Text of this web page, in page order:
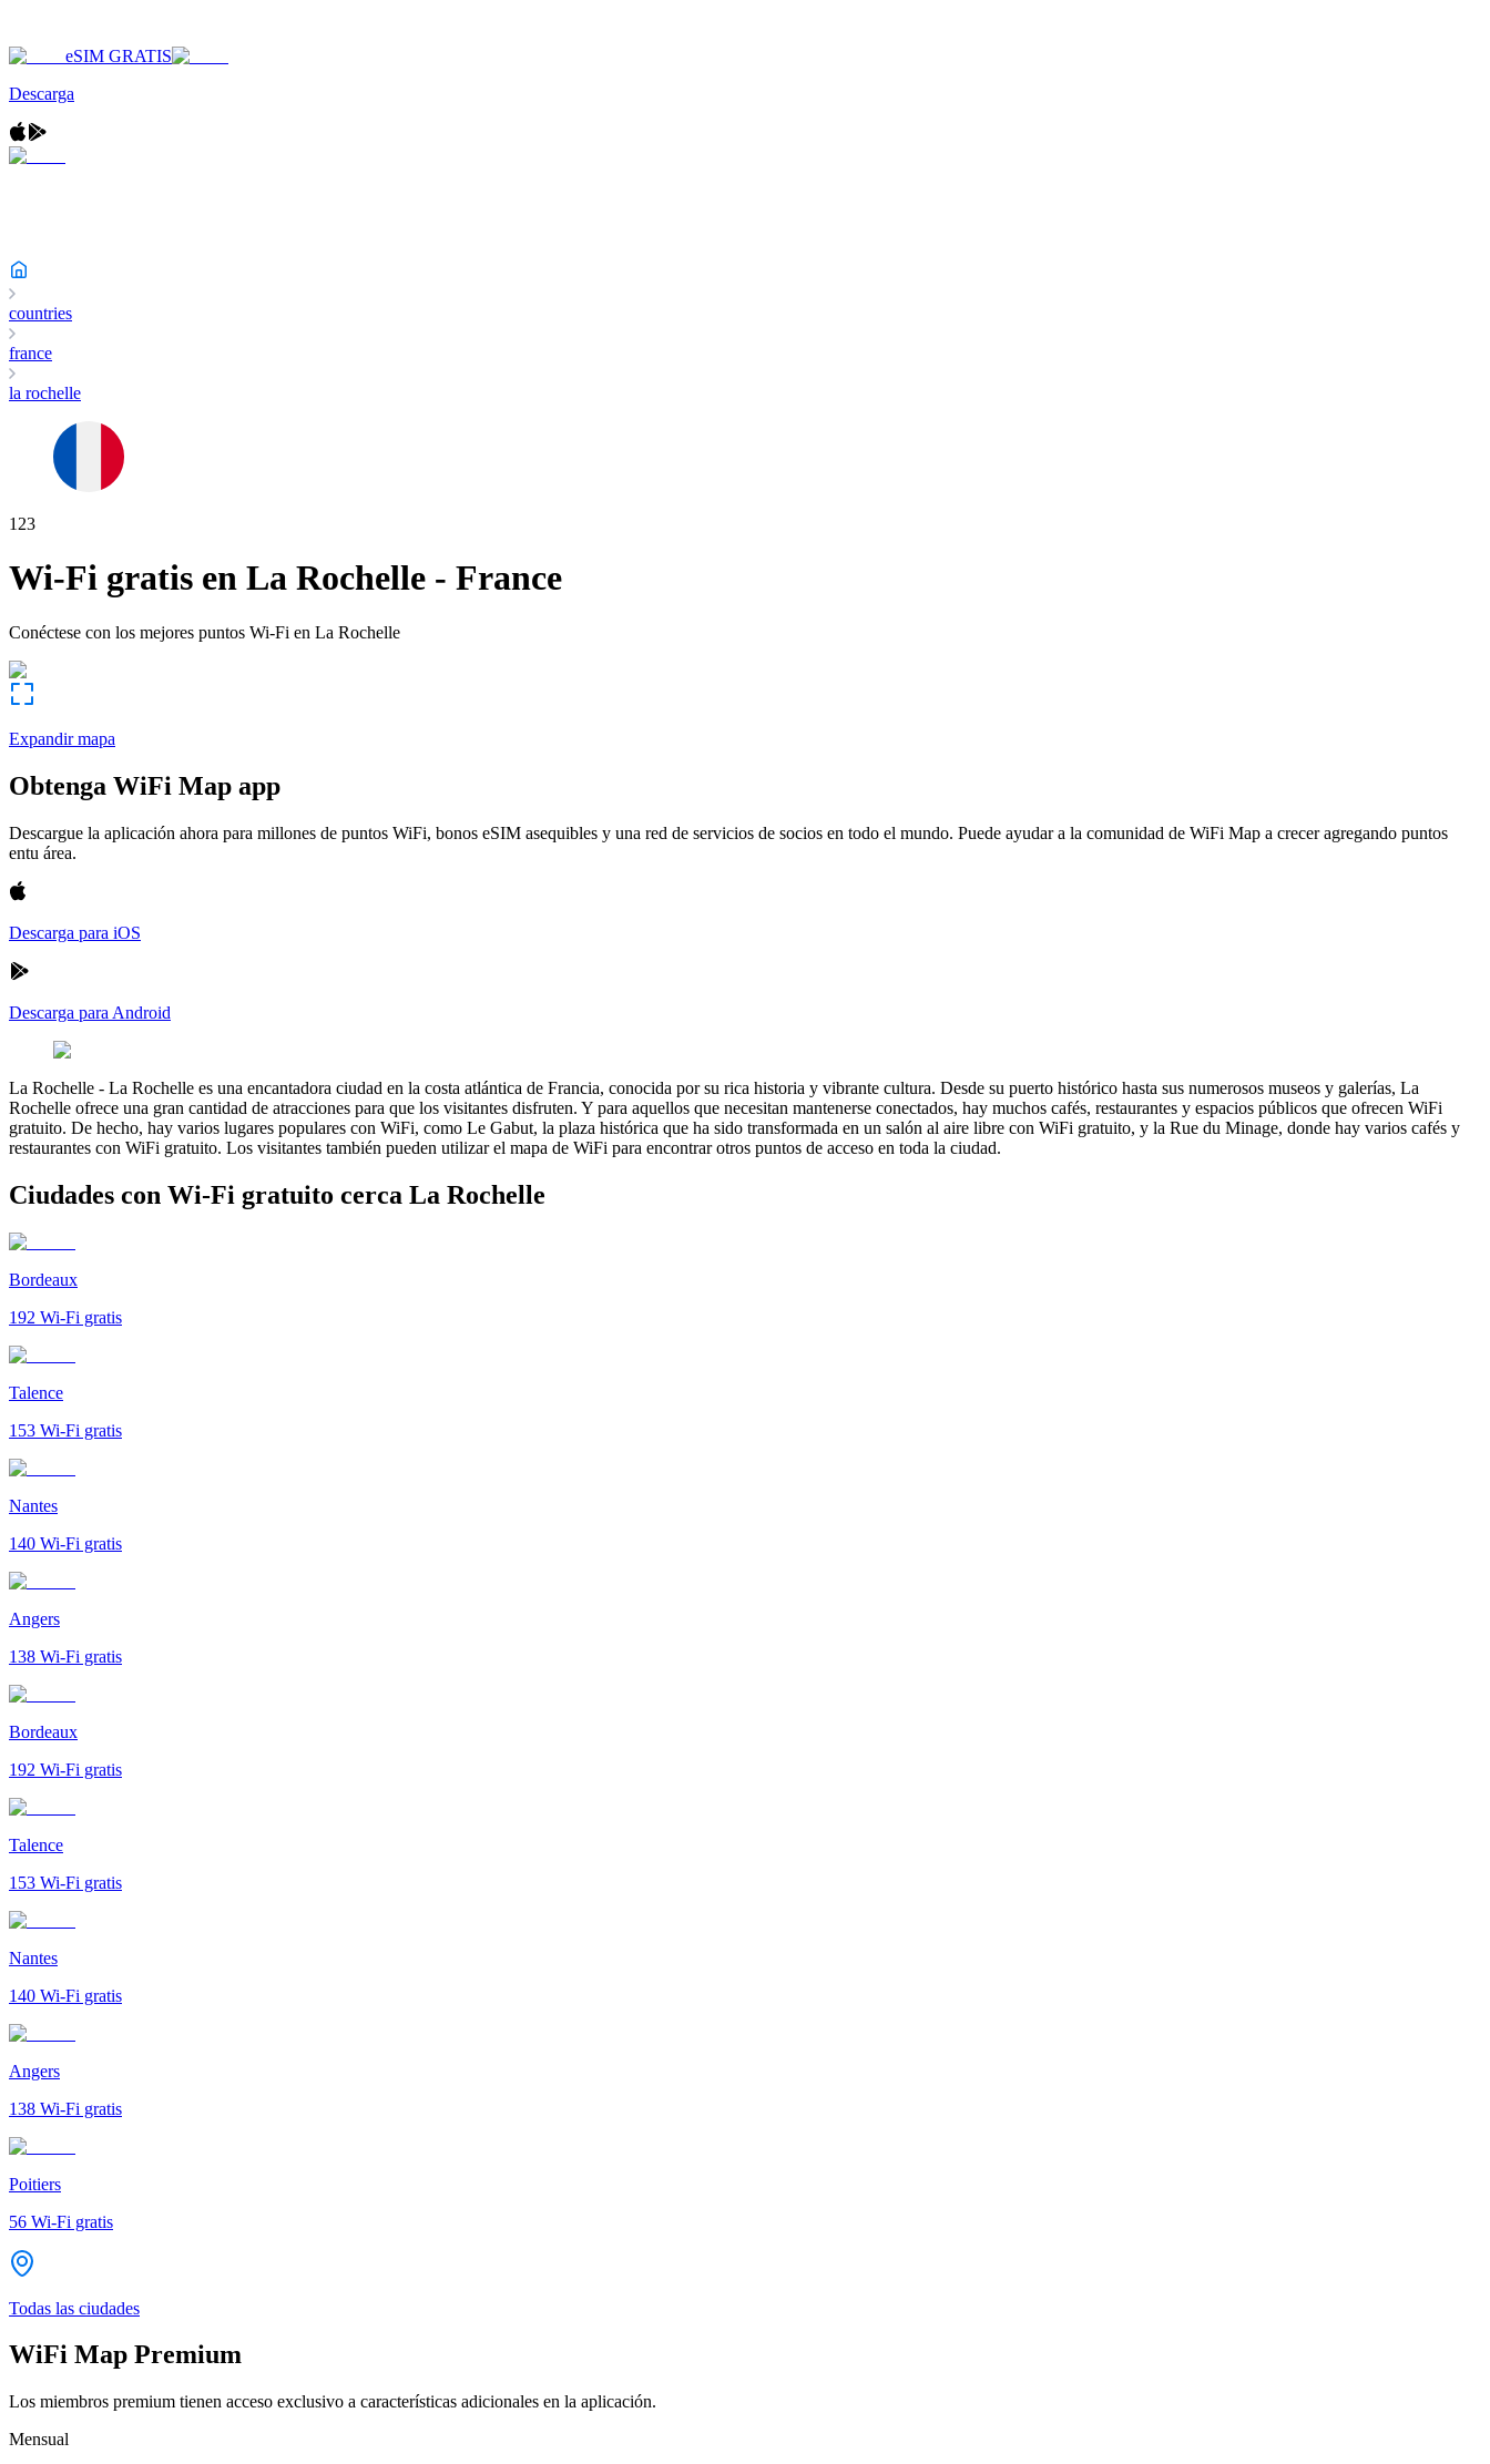
eSIM GRATIS
Descarga
countries
france
la rochelle
123
Wi-Fi gratis en La Rochelle - France
Conéctese con los mejores puntos Wi-Fi en La Rochelle
Expandir mapa
Obtenga WiFi Map app
Descargue la aplicación ahora para millones de puntos WiFi, bonos eSIM asequibles y una red de servicios de socios en todo el mundo. Puede ayudar a la comunidad de WiFi Map a crecer agregando puntos
entu área.
Descarga para iOS
Descarga para Android
La Rochelle - La Rochelle es una encantadora ciudad en la costa atlántica de Francia, conocida por su rica historia y vibrante cultura. Desde su puerto histórico hasta sus numerosos museos y galerías, La
Rochelle ofrece una gran cantidad de atracciones para que los visitantes disfruten. Y para aquellos que necesitan mantenerse conectados, hay muchos cafés, restaurantes y espacios públicos que ofrecen WiFi
gratuito. De hecho, hay varios lugares populares con WiFi, como Le Gabut, la plaza histórica que ha sido transformada en un salón al aire libre con WiFi gratuito, y la Rue du Minage, donde hay varios cafés y
restaurantes con WiFi gratuito. Los visitantes también pueden utilizar el mapa de WiFi para encontrar otros puntos de acceso en toda la ciudad.
Ciudades con Wi-Fi gratuito cerca La Rochelle
Bordeaux
192 Wi-Fi gratis
Talence
153 Wi-Fi gratis
Nantes
140 Wi-Fi gratis
Angers
138 Wi-Fi gratis
Bordeaux
192 Wi-Fi gratis
Talence
153 Wi-Fi gratis
Nantes
140 Wi-Fi gratis
Angers
138 Wi-Fi gratis
Poitiers
56 Wi-Fi gratis
Todas las ciudades
WiFi Map Premium
Los miembros premium tienen acceso exclusivo a características adicionales en la aplicación.
Mensual